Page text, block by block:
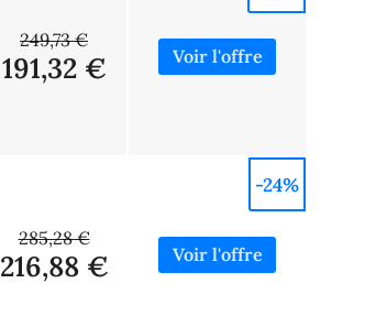
249,73 €
191,32 €
285,28 €
216,88 €
-24%